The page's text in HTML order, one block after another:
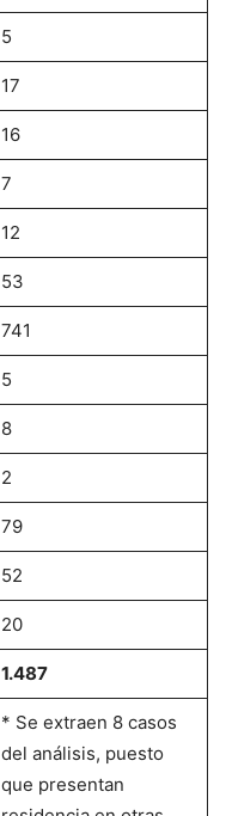
5
17
16
7
12
53
741
5
8
2
79
52
20
1.487
* Se extraen 8 casos
del análisis, puesto
que presentan